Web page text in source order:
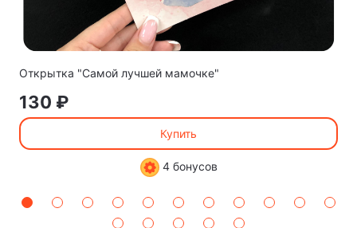
Открытка "Самой лучшей мамочке"
130 ₽
Купить
4 бонусов